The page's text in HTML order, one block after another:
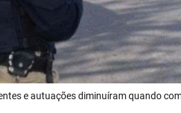
e autuações diminuíram quando